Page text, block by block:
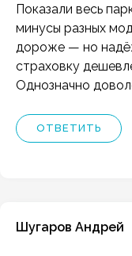
Показали весь
минусы разных
дороже — но
страховку
Однозначно
ОТВЕТИТЬ
Шугаров Андрей